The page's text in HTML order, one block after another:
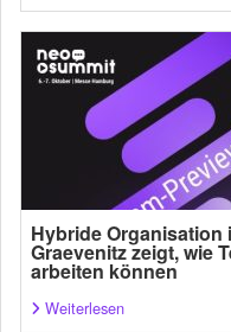
Hybride Organisation
Graevenitz zeigt, wie
arbeiten können
Weiterlesen